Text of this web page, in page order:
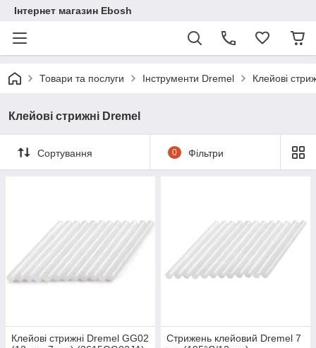
Інтернет магазин Ebosh
Товари та послуги Інструменти Dremel Клейові
Клейові стрижні Dremel
Сортування 0 Фільтри
Клейові стрижні Dremel GG02
Стрижень клейовий Dremel 7